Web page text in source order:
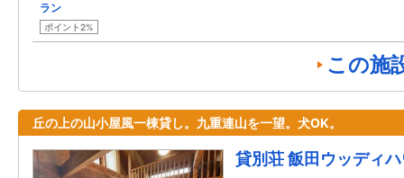
ラン
ポイント2%
この施
丘の上の山小屋風一棟貸し。九重連山を一望。犬OK。
貸別荘 飯田ウッディ